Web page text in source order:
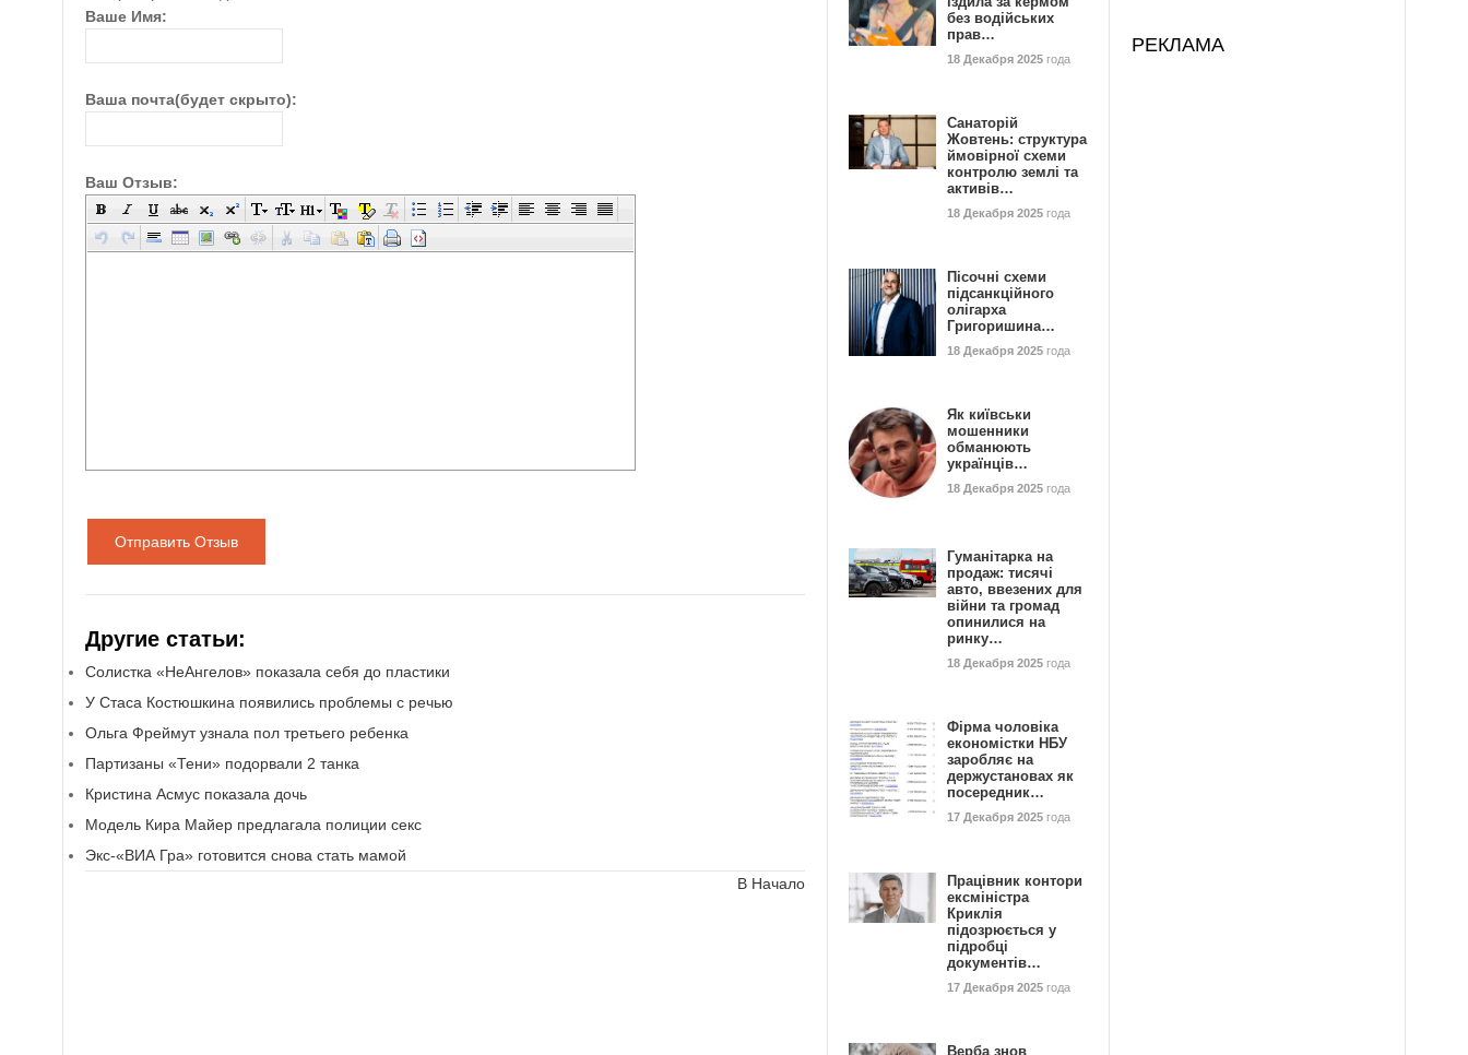
Ваше Имя:
Ваша почта(будет скрыто):
Ваш Отзыв:
Отправить Отзыв
Другие статьи:
Солистка «НеАнгелов» показала себя до пластики
У Стаса Костюшкина появились проблемы с речью
Ольга Фреймут узнала пол третьего ребенка
Партизаны «Тени» подорвали 2 танка
Кристина Асмус показала дочь
Модель Кира Майер предлагала полиции секс
Экс-«ВИА Гра» готовится снова стать мамой
В Начало
без водійських
прав…
18 Декабря 2025 года
Санаторій
Жовтень: структура
ймовірної схеми
контролю землі та
активів…
18 Декабря 2025 года
Пісочні схеми
підсанкційного
олігарха
Григоришина…
18 Декабря 2025 года
Як київськи
мошенники
обманюють
українців…
18 Декабря 2025 года
Гуманітарка на
продаж: тисячі
авто, ввезених для
війни та громад
опинилися на
ринку…
18 Декабря 2025 года
Фірма чоловіка
економістки НБУ
заробляє на
держустановах як
посередник…
17 Декабря 2025 года
Працівник контори
ексміністра
Криклія
підозрюється у
підробці
документів…
17 Декабря 2025 года
Верба знов
РЕКЛАМА